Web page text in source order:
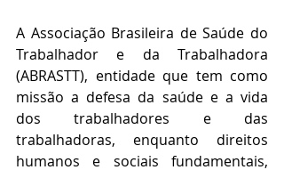
A Associação Brasileira de Saúde do
Trabalhador e da Trabalhadora
(ABRASTT), entidade que tem como
missão a defesa da saúde e a vida
dos trabalhadores e das
trabalhadoras, enquanto direitos
humanos e sociais fundamentais,